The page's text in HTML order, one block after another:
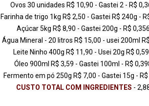
Ovos 30 unidades R$ 10,90 - Gastei 2 - R$
Farinha de trigo 1kg R$ 2,50 - Gastei R$ 240g -
Açúcar 5kg R$ 8,90 - Gastei 200g - R$ 0,356
Água Mineral - 20 litros R$ 15,00 - usei 200ml
Leite Ninho 400g R$ 11,90 - Usei 20g R$
Óleo 900ml R$ 3,59 - Gastei 100ml - R$
CUSTO TOTAL COM INGREDIENTES